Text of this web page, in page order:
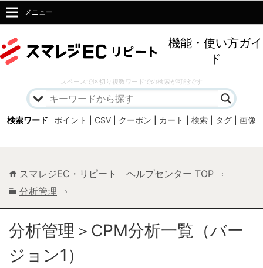
機能・使い方ガイ
ド
スペースで区切り複数ワードでの検索が可能です
検索ワード ポイント CSV クーポン カート 検索 タグ 画像
メニュー
スマレジEC・リピート ヘルプセンター TOP
分析管理
分析管理＞CPM分析一覧（バー
ジョン1）